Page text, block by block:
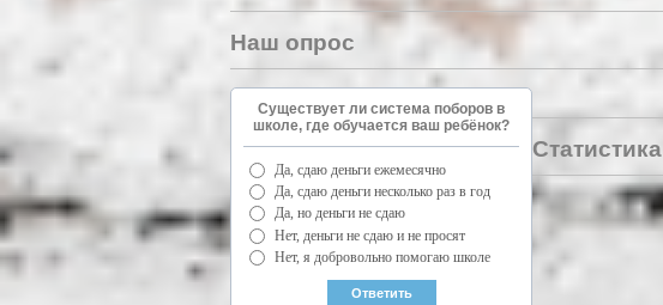
Наш опрос
Существует ли система поборов в
школе, где обучается ваш ребёнок?
Да, сдаю деньги ежемесячно
Да, сдаю деньги несколько раз в год
Да, но деньги не сдаю
Нет, деньги не сдаю и не просят
Нет, я добровольно помогаю школе
Статистика